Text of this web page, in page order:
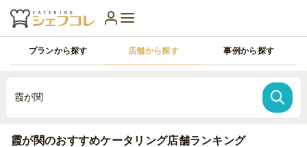
プランから探す 店舗から探す 事例から探す
霞が関
霞が関のおすすめケータリング店舗ランキング